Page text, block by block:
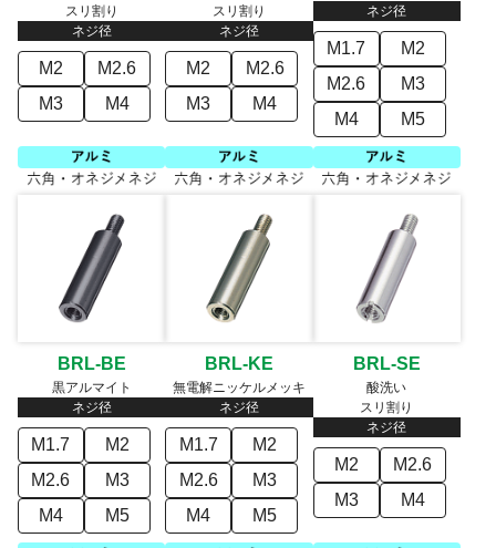
スリ割り
ネジ径
M2
M2.6
M3
M4
スリ割り
ネジ径
M2
M2.6
M3
M4
ネジ径
M1.7
M2
M2.6
M3
M4
M5
BRL-BE
黒アルマイト
ネジ径
M1.7
M2
M2.6
M3
M4
M5
BRL-KE
無電解ニッケルメッキ
ネジ径
M1.7
M2
M2.6
M3
M4
M5
BRL-SE
酸洗い
スリ割り
ネジ径
M2
M2.6
M3
M4